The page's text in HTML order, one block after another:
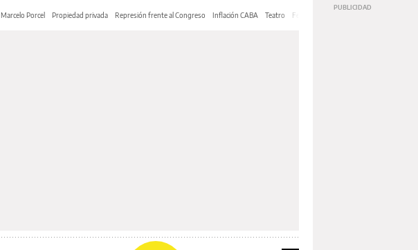
Marcelo Porcel Propiedad privada Represión frente al Congreso Inflación CABA Teatro Feria de Editores